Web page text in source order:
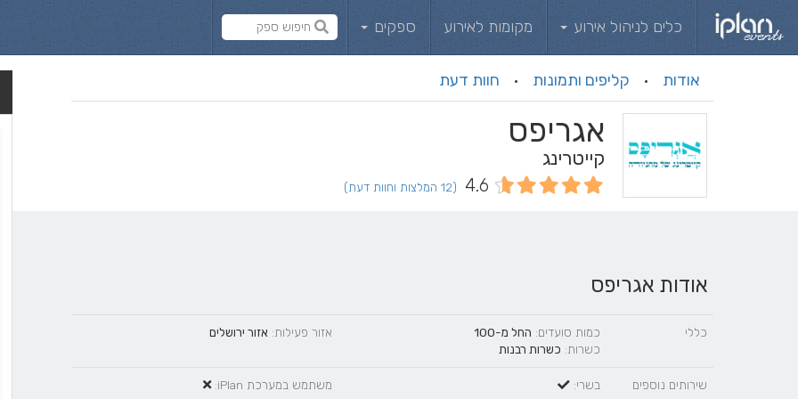
כלים לניהול אירוע מקומות לאירוע ספקים
אודות · קליפים ותמונות · חוות דעת
אגריפס
קייטרינג
4.6 (12 המלצות וחוות דעת)
אודות אגריפס
כללי כמות סועדים: החל מ-100
כשרות: כשרות רבנות
אזור פעילות: אזור ירושלים
שירותים נוספים בשרי: משתמש במערכת iPlan: